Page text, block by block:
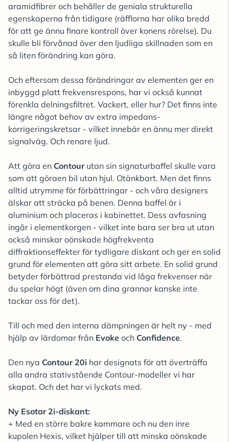
aramidfibrer och behåller de geniala strukturella
egenskaperna från tidigare (räfflorna har olika bredd
för att ge ännu finare kontroll över konens rörelse). Du
skulle bli förvånad över den ljudliga skillnaden som en
så liten förändring kan göra.
Och eftersom dessa förändringar av elementen ger en
inbyggd platt frekvensrespons, har vi också kunnat
förenkla delningsfiltret. Vackert, eller hur? Det finns inte
längre något behov av extra impedans-
korrigeringskretsar - vilket innebär en ännu mer direkt
signalväg. Och renare ljud.
Att göra en Contourutan sin signaturbaffel skulle vara
som att göraen bil utan hjul. Otänkbart. Men det finns
alltid utrymme för förbättringar - och våra designers
älskar att sträcka på benen. Denna baffel är i
aluminium och placeras i kabinettet. Dess avfasning
ingår i elementkorgen - vilket inte bara ser bra ut utan
också minskar oönskade högfrekventa
diffraktionseffekter för tydligare diskant och ger en solid
grund för elementen att göra sitt arbete. En solid grund
betyder förbättrad prestanda vid låga frekvenser när
du spelar högt (även om dina grannar kanske inte
tackar oss för det).
Till och med den interna dämpningen är helt ny - med
hjälp av lärdomar från Evoke och Confidence.
Den nya Contour 20i har designats för att överträffa
alla andra stativstående Contour-modeller vi har
skapat. Och det har vi lyckats med.
Ny Esotar 2i-diskant:
+ Med en större bakre kammare och nu den inre
kupolen Hexis, vilket hjälper till att minska oönskade